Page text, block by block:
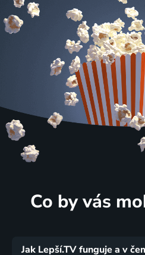
Co by vás
Jak Lepší.TV funguje a v